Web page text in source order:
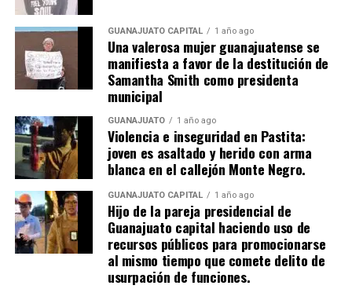
GUANAJUATO CAPITAL 1 año ago
Una valerosa mujer guanajuatense se
manifiesta a favor de la destitución de
Samantha Smith como presidenta
municipal
GUANAJUATO 1 año ago
Violencia e inseguridad en Pastita:
joven es asaltado y herido con arma
blanca en el callejón Monte Negro.
GUANAJUATO CAPITAL 1 año ago
Hijo de la pareja presidencial de
Guanajuato capital haciendo uso de
recursos públicos para promocionarse
al mismo tiempo que comete delito de
usurpación de funciones.